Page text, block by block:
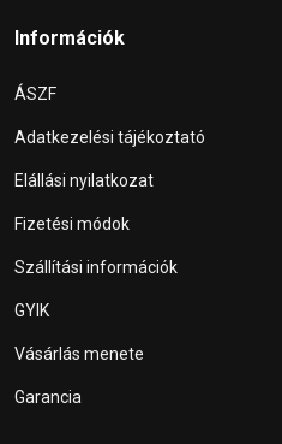
Információk
ÁSZF
Adatkezelési tájékoztató
Elállási nyilatkozat
Fizetési módok
Szállítási információk
GYIK
Vásárlás menete
Garancia